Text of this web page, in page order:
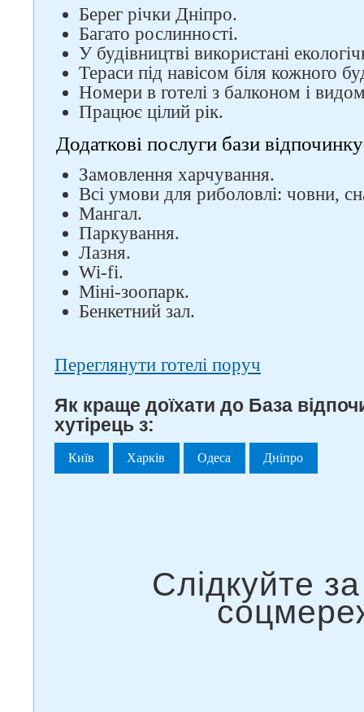
Берег річки Дніпро.
Багато рослинності.
У будівництві використані
Тераси під навісом біля кожного
Номери в готелі з балконом і
Працює цілий рік.
Додаткові послуги бази
Замовлення харчування.
Всі умови для риболовлі: човни,
Мангал.
Паркування.
Лазня.
Wi-fi.
Міні-зоопарк.
Бенкетний зал.
Переглянути готелі поруч
Як краще доїхати до База
хутірець з:
Київ Харків Одеса Дніпро